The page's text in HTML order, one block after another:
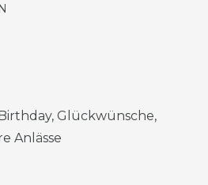
Glückwünsche,
Anlässe